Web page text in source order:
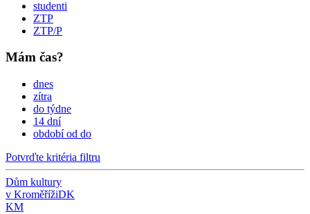
studenti
ZTP
ZTP/P
Mám čas?
dnes
zítra
do týdne
14 dní
období od do
Potvrďte kritéria filtru
Dům kultury
v KroměřížiDK
KM